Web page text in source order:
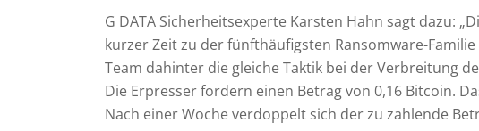
G DATA Sicherheitsexperte Karsten Hahn sagt dazu:
kurzer Zeit zu der fünfthäufigsten Ransomware-
Team dahinter die gleiche Taktik bei der Verbreitung
Die Erpresser fordern einen Betrag von 0,16 Bitcoin.
Nach einer Woche verdoppelt sich der zu zahlende